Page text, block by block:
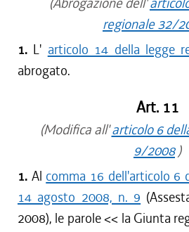
regionale 32/
1. L' articolo 14 della legge
abrogato.
Art. 11
(Modifica all'articolo 6
9/2008)
1. Al comma 16 dell'articolo 6
14 agosto 2008, n. 9
2008), le parole << la Giunta